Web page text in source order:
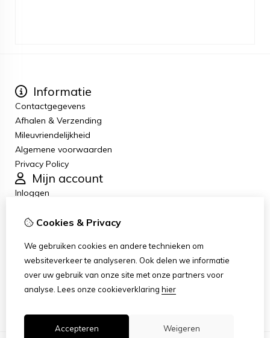
Informatie
Contactgegevens
Afhalen & Verzending
Mileuvriendelijkheid
Algemene voorwaarden
Privacy Policy
Mijn account
Inloggen
Verlanglijst
Klantenservice
Contact
Retourneren
Sitemap
Cookies & Privacy
We gebruiken cookies en andere technieken om
websiteverkeer te analyseren. Ook delen we informatie
over uw gebruik van onze site met onze partners voor
analyse. Lees onze cookieverklaring hier
Accepteren Weigeren